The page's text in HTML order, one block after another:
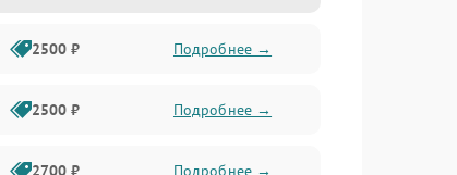
2500 ₽ Подробнее →
2500 ₽ Подробнее →
2700 ₽ Подробнее →